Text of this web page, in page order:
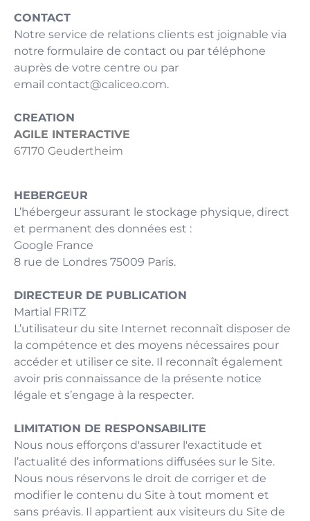
CONTACT
Notre service de relations clients est joignable via
notre formulaire de contact ou par téléphone
auprès de votre centre ou par
email contact@caliceo.com.
CREATION
AGILE INTERACTIVE
67170 Geudertheim
HEBERGEUR
L’hébergeur assurant le stockage physique, direct
et permanent des données est :
Google France
8 rue de Londres 75009 Paris.
DIRECTEUR DE PUBLICATION
Martial FRITZ
L’utilisateur du site Internet reconnaît disposer de
la compétence et des moyens nécessaires pour
accéder et utiliser ce site. Il reconnaît également
avoir pris connaissance de la présente notice
légale et s’engage à la respecter.
LIMITATION DE RESPONSABILITE
Nous nous efforçons d'assurer l'exactitude et
l’actualité des informations diffusées sur le Site.
Nous nous réservons le droit de corriger et de
modifier le contenu du Site à tout moment et
sans préavis. Il appartient aux visiteurs du Site de